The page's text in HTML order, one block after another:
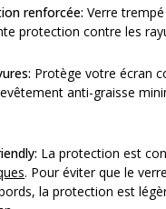
renforcée: Verre
protection contre les
Protège votre écran
anti-graisse
La protection est
. Pour éviter que le
la protection est